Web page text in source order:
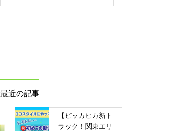
最近の記事
【ピッカピカ新ト
ラック！関東エリ